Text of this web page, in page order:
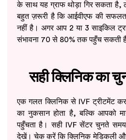
के साथ यह ग्राफ थोड़ा गिर सकता है,
बहुत ज़रूरी है कि आईवीएफ की
नहीं है। अगर आप 2 या 3 साइकिल
संभावना 70 से 80% तक पहुँच सकती
सही क्लिनिक का
एक गलत क्लिनिक से IVF ट्रीटमेंट
का नुकसान होता है, बल्कि आपको
पहुँचता है। सही IVF सेंटर चुनते
देखें। चेक करें कि क्लिनिक मेडिकली